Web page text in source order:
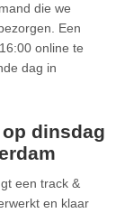
die we
Een
online te
dag in
dinsdag
een track &
en klaar